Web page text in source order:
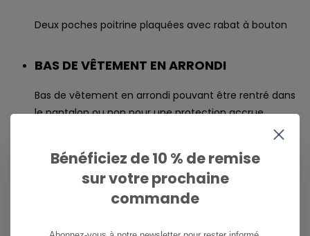
Deux poches poitrine plaquées avec rabat à bouton
BAS DE VÊTEMENT EN ARRONDI
Bas de vêtement en arrondi pouvant être rentré dans
le pantalon ou non pour une protection accrue
NOUS SOUTENONS LES OUVRIERS QUI
FABRIQUENT CET ARTICLE
Ce modèle est fabriqué dans un atelier
Bénéficiez de 10 % de remise
sur votre prochaine
commande